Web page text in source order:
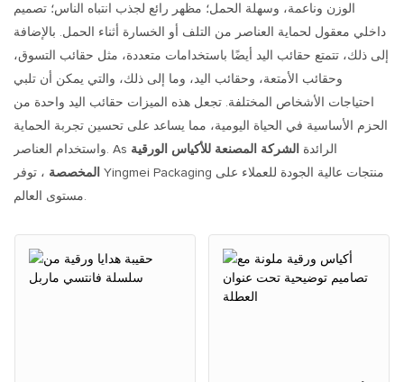
الوزن وناعمة، وسهلة الحمل؛ مظهر رائع لجذب انتباه الناس؛ تصميم
داخلي معقول لحماية العناصر من التلف أو الخسارة أثناء الحمل. بالإضافة
إلى ذلك، تتمتع حقائب اليد أيضًا باستخدامات متعددة، مثل حقائب التسوق،
وحقائب الأمتعة، وحقائب اليد، وما إلى ذلك، والتي يمكن أن تلبي
احتياجات الأشخاص المختلفة. تجعل هذه الميزات حقائب اليد واحدة من
الحزم الأساسية في الحياة اليومية، مما يساعد على تحسين تجربة الحماية
واستخدام العناصر. As الرائدة
الشركة المصنعة للأكياس الورقية
المخصصة ، توفر Yingmei Packaging منتجات عالية الجودة للعملاء على